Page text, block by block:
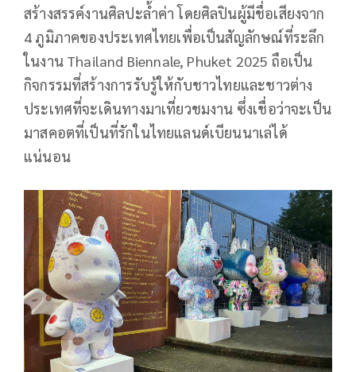
สร้างสรรค์งานศิลปะล้ำค่า โดยศิลปินผู้มีชื่อเสียงจาก
4 ภูมิภาคของประเทศไทยเพื่อเป็นสัญลักษณ์ที่ระลึก
ในงาน Thailand Biennale, Phuket 2025 ถือเป็น
กิจกรรมที่สร้างการรับรู้ให้กับชาวไทยและชาวต่าง
ประเทศที่จะเดินทางมาเที่ยวชมงาน ซึ่งเชื่อว่าจะเป็น
มาสคอตที่เป็นที่รักในไทยแลนด์เบียนนาเล่ได้
แน่นอน